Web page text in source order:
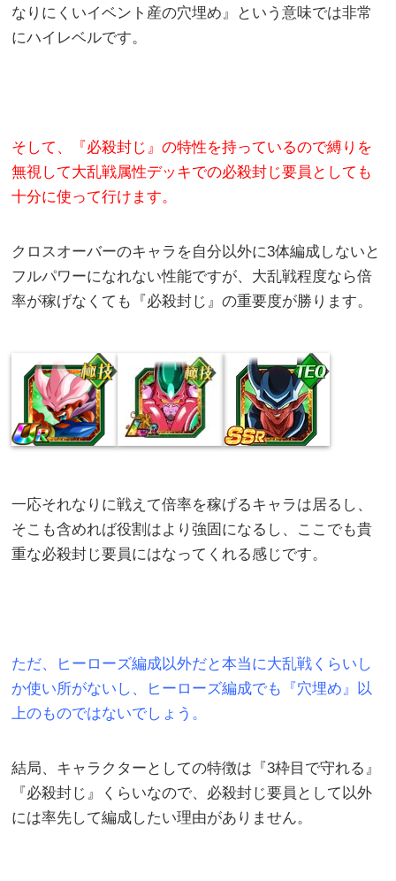
なりにくいイベント産の穴埋め』という意味では非常
にハイレベルです。
そして、『必殺封じ』の特性を持っているので縛りを
無視して大乱戦属性デッキでの必殺封じ要員としても
十分に使って行けます。
クロスオーバーのキャラを自分以外に3体編成しないと
フルパワーになれない性能ですが、大乱戦程度なら倍
率が稼げなくても『必殺封じ』の重要度が勝ります。
一応それなりに戦えて倍率を稼げるキャラは居るし、
そこも含めれば役割はより強固になるし、ここでも貴
重な必殺封じ要員にはなってくれる感じです。
ただ、ヒーローズ編成以外だと本当に大乱戦くらいし
か使い所がないし、ヒーローズ編成でも『穴埋め』以
上のものではないでしょう。
結局、キャラクターとしての特徴は『3枠目で守れる』
『必殺封じ』くらいなので、必殺封じ要員として以外
には率先して編成したい理由がありません。